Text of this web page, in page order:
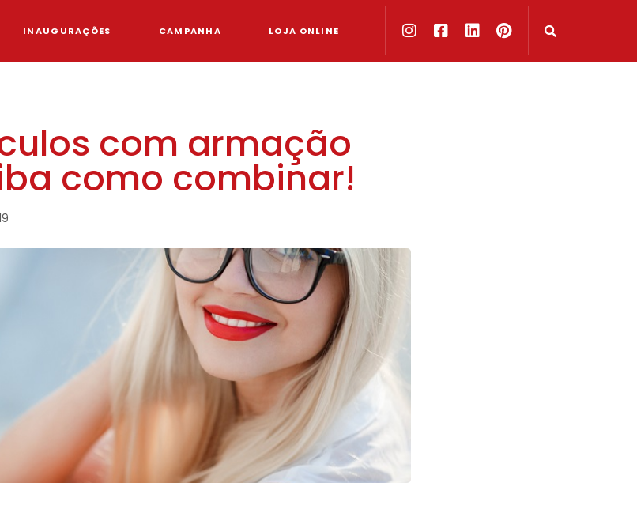
INAUGURAÇÕES CAMPANHA LOJA ONLINE
com armação
como combinar!